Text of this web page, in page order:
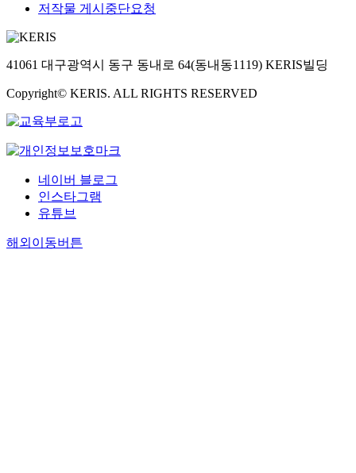
저작물 게시중단요청
41061 대구광역시 동구 동내로 64(동내동1119) KERIS빌딩
Copyright© KERIS. ALL RIGHTS RESERVED
네이버 블로그
인스타그램
유튜브
해외이동버튼